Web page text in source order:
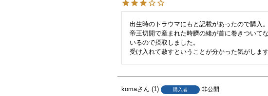
出生時のトラウマにもと記載があったので購入。
帝王切開で産まれた時臍の緒が首に巻きついて
いるので摂取しました。
受け入れて赦すということが分かった気がします
koma 1 購入者
非公開